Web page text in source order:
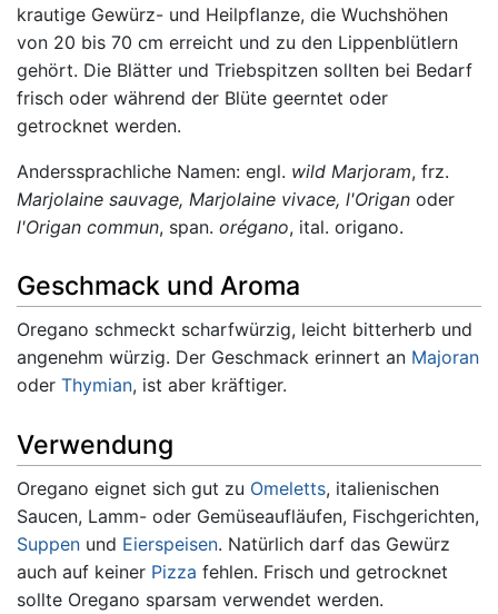
krautige Gewürz- und Heilpflanze, die Wuchshöhen
von 20 bis 70 cm erreicht und zu den Lippenblütlern
gehört. Die Blätter und Triebspitzen sollten bei Bedarf
frisch oder während der Blüte geerntet oder
getrocknet werden.
Anderssprachliche Namen: engl. wild Marjoram, frz.
Marjolaine sauvage, Marjolaine vivace, l'Origan oder
l'Origan commun, span. orégano, ital. origano.
Geschmack und Aroma
Oregano schmeckt scharfwürzig, leicht bitterherb und
angenehm würzig. Der Geschmack erinnert an Majoran
oder Thymian, ist aber kräftiger.
Verwendung
Oregano eignet sich gut zu Omeletts, italienischen
Saucen, Lamm- oder Gemüseaufläufen, Fischgerichten,
Suppen und Eierspeisen. Natürlich darf das Gewürz
auch auf keiner Pizza fehlen. Frisch und getrocknet
sollte Oregano sparsam verwendet werden.